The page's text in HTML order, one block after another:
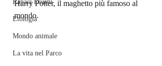
Rapaci Diurni
Etologia
Mondo animale
La vita nel Parco
Harry Potter, il maghetto più famoso al
mondo.